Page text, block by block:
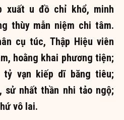
xuất u đồ chỉ khổ, minh
thùy mẫn niệm chi tâm.
cụ túc, Thập Hiệu viên
hoằng khai phương tiện;
tỷ vạn kiếp dĩ băng tiêu;
sử nhất thần nhi tảo ngộ;
vô lai.